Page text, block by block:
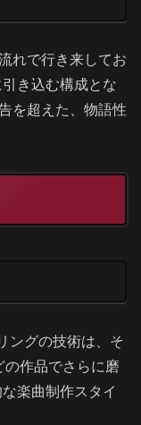
れで行き来してお
き込む構成とな
を超えた、物語性
ングの技術は、そ
作品でさらに磨
楽曲制作スタイ